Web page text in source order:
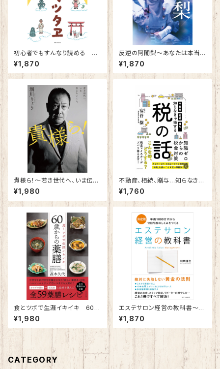
初心者でもすんなり読める ゼ
ロから始めるホツマツタヱ
¥1,870
反逆の阿闍梨～あなたは本当
のことを知らずに生きるのか～
¥1,870
貴様ら！～若き世代へ、いま伝え
たいこと。～
¥1,980
不動産、相続、贈与…知らなきゃ
損する税の話
¥1,760
食とツボで生涯イキイキ 60歳
からの薬膳
¥1,980
エステサロン経営の教科書～年
商1000万円から1億円超のしく
みをつくる～
¥1,870
CATEGORY